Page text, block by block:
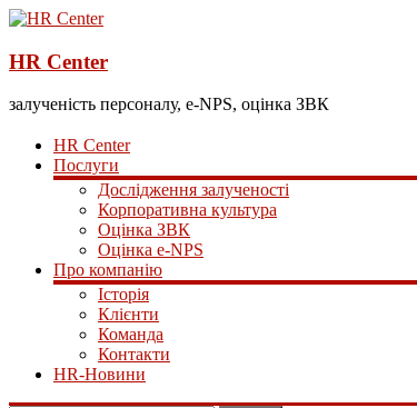
HR Center
залученість персоналу, e-NPS, оцінка ЗВК
HR Center
Послуги
Дослідження залученості
Корпоративна культура
Оцінка ЗВК
Оцінка e-NPS
Про компанію
Історія
Клієнти
Команда
Контакти
HR-Новини